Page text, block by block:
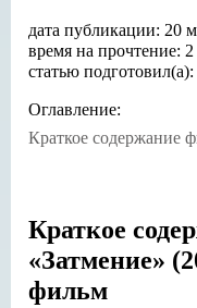
дата публикации: 20
время на прочтение:
статью
Оглавление:
Краткое содержание
Краткое
«Затмение»
фильм